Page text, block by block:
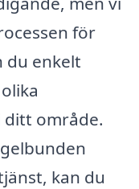
för
du enkelt
område.
kan du